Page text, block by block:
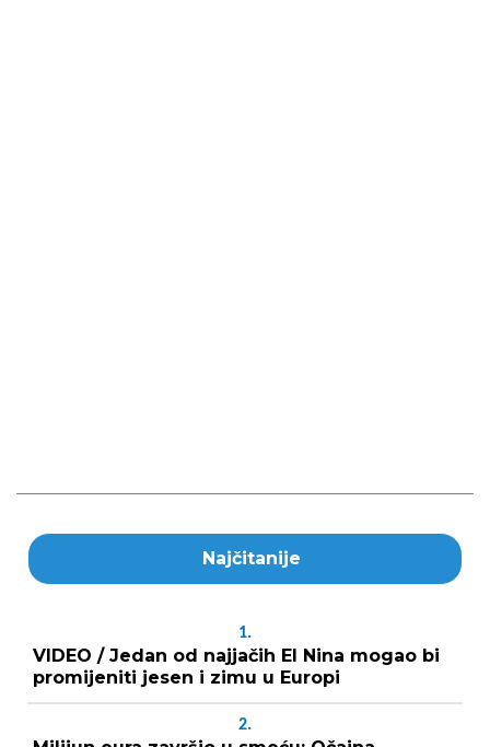
Najčitanije
1.
VIDEO / Jedan od najjačih El Nina mogao bi
promijeniti jesen i zimu u Europi
2.